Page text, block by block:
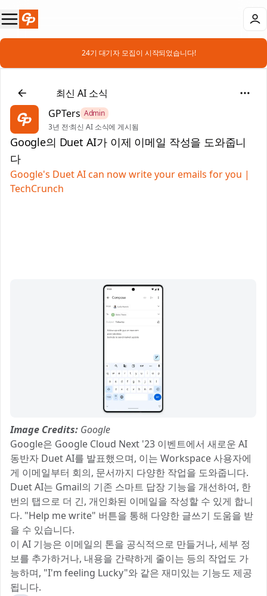
📣 24기 대기자 모집이 시작되었습니다!
📰최신 AI 소식
GPTers Admin
3년 전·최신 AI 소식에 게시됨
Google의 Duet AI가 이제 이메일 작성을 도와줍니
다
Google's Duet AI can now write your emails for you |
TechCrunch
Image Credits: Google
Google은 Google Cloud Next '23 이벤트에서 새로운 AI
동반자 Duet AI를 발표했으며, 이는 Workspace 사용자에
게 이메일부터 회의, 문서까지 다양한 작업을 도와줍니다.
Duet AI는 Gmail의 기존 스마트 답장 기능을 개선하여, 한
번의 탭으로 더 긴, 개인화된 이메일을 작성할 수 있게 합니
다. "Help me write" 버튼을 통해 다양한 글쓰기 도움을 받
을 수 있습니다.
이 AI 기능은 이메일의 톤을 공식적으로 만들거나, 세부 정
보를 추가하거나, 내용을 간략하게 줄이는 등의 작업도 가
능하며, "I'm feeling Lucky"와 같은 재미있는 기능도 제공
됩니다.